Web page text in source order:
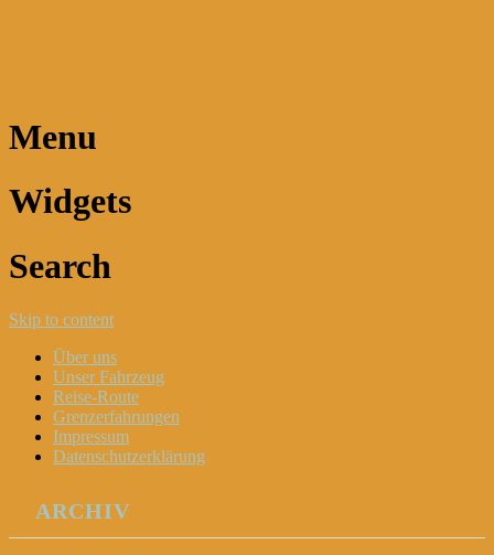
Menu
Widgets
Search
Skip to content
Über uns
Unser Fahrzeug
Reise-Route
Grenzerfahrungen
Impressum
Datenschutzerklärung
ARCHIV